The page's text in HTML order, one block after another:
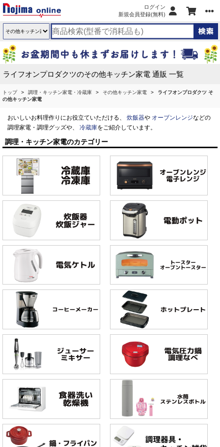
ログイン
新規会員登録(無料)
ライフオンプロダクツのその他キッチン家電 通販 一覧
トップ 調理・キッチン家電・冷蔵庫 その他キッチン家電
ライフオンプロダクツ そ
の他キッチン家電
おいしいお料理作りにお役立ていただける、 炊飯器や オーブンレンジなどの
調理家電・調理グッズや、 冷蔵庫をご紹介しています。
調理・キッチン家電のカテゴリー